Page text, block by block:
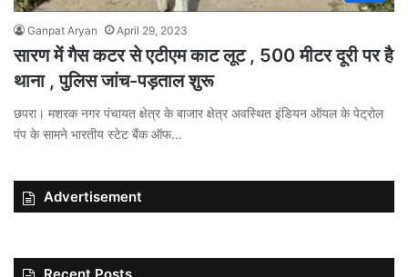
Ganpat Aryan April 29, 2023
सारण में गैस कटर से एटीएम काट लूट , 500 मीटर दूरी पर है
थाना , पुलिस जांच-पड़ताल शुरू
छपरा। मशरक नगर पंचायत क्षेत्र के बाजार क्षेत्र अवस्थित इंडियन ऑयल के पेट्रोल
पंप के सामने भारतीय स्टेट बैंक ऑफ…
Advertisement